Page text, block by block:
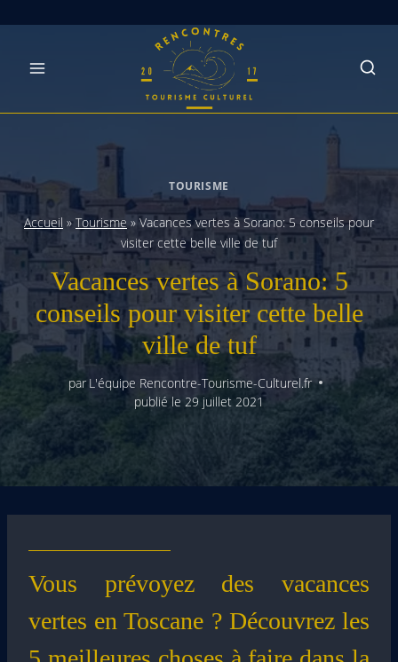
TOURISME
Accueil »Tourisme » Vacances vertes à Sorano: 5 conseils pour
visiter cette belle ville de tuf
Vacances vertes à Sorano: 5
conseils pour visiter cette belle
ville de tuf
par L'équipe Rencontre-Tourisme-Culturel.fr
publié le 29 juillet 2021
Vous prévoyez des vacances
vertes en Toscane ? Découvrez les